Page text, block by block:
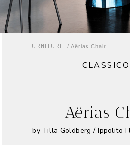
Aërias
by Tilla Goldberg / Ippolito
FURNITURE / Aërias Chair